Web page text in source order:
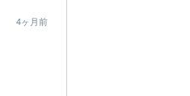
4ヶ月前